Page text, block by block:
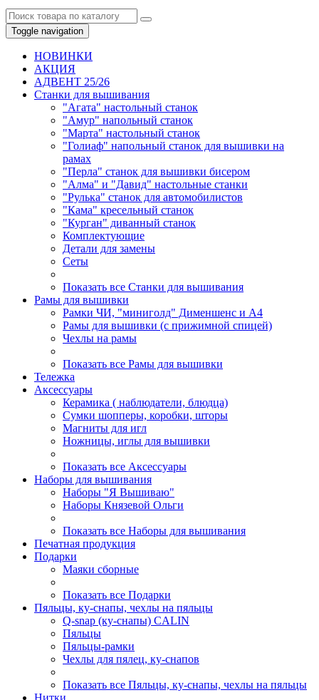
Toggle navigation
НОВИНКИ
AКЦИЯ
АДВЕНТ 25/26
Станки для вышивания
"Агата" настольный станок
"Амур" напольный станок
"Марта" настольный станок
"Голиаф" напольный станок для вышивки на
рамах
"Перла" станок для вышивки бисером
"Алма" и "Давид" настольные станки
"Рулька" станок для автомобилистов
"Кама" кресельный станок
"Курган" диванный станок
Комплектующие
Детали для замены
Сеты
Показать все Станки для вышивания
Рамы для вышивки
Рамки ЧИ, "миниголд" Дименшенс и А4
Рамы для вышивки (с прижимной спицей)
Чехлы на рамы
Показать все Рамы для вышивки
Тележка
Аксессуары
Керамика ( наблюдатели, блюдца)
Сумки шопперы, коробки, шторы
Магниты для игл
Ножницы, иглы для вышивки
Показать все Аксессуары
Наборы для вышивания
Наборы "Я Вышиваю"
Наборы Князевой Ольги
Показать все Наборы для вышивания
Печатная продукция
Подарки
Маяки сборные
Показать все Подарки
Пяльцы, ку-снапы, чехлы на пяльцы
Q-snap (ку-снапы) CALIN
Пяльцы
Пяльцы-рамки
Чехлы для пялец, ку-снапов
Показать все Пяльцы, ку-снапы, чехлы на пяльцы
Нитки